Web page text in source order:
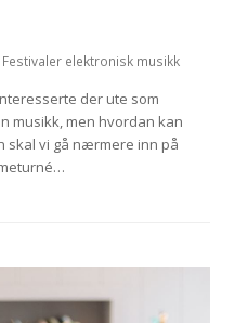
Festivaler elektronisk musikk
der ute som
musikk, men hvordan kan
skal vi gå nærmere inn på